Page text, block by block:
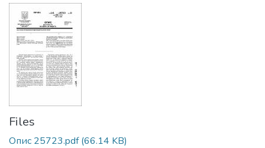
Files
Опис 25723.pdf(66.14 KB)